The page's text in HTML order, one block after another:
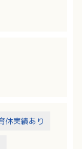
り介護負担軽
休実績あり